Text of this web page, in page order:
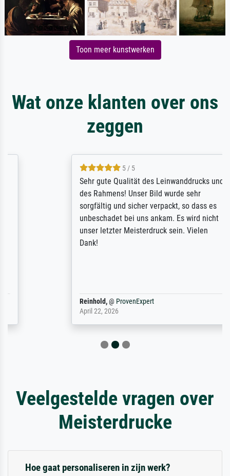
Toon meer kunstwerken
Wat onze klanten over ons
zeggen
5 / 5
Sehr gute Qualität des Leinwanddrucks und
des Rahmens! Unser Bild wurde sehr
sorgfältig und sicher verpackt, so dass es
unbeschadet bei uns ankam. Es wird nicht
unser letzter Meisterdruck sein. Vielen
ProvenExpert
April 22, 2026
Veelgestelde vragen over
Meisterdrucke
Hoe gaat personaliseren in zijn werk?